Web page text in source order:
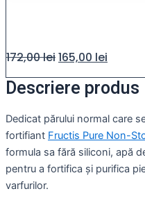
172,00lei165,00 lei
Descriere produs
Dedicat părului normal care
fortifiant Fructis Pure Non-
formula sa fără siliconi, apă
pentru a fortifica și purifica
varfurilor.